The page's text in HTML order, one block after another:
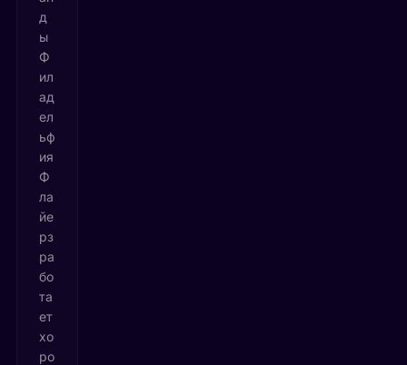
д
ы
Ф
ил
ад
ел
ьф
ия
Ф
ла
йе
рз
ра
бо
та
ет
хо
ро